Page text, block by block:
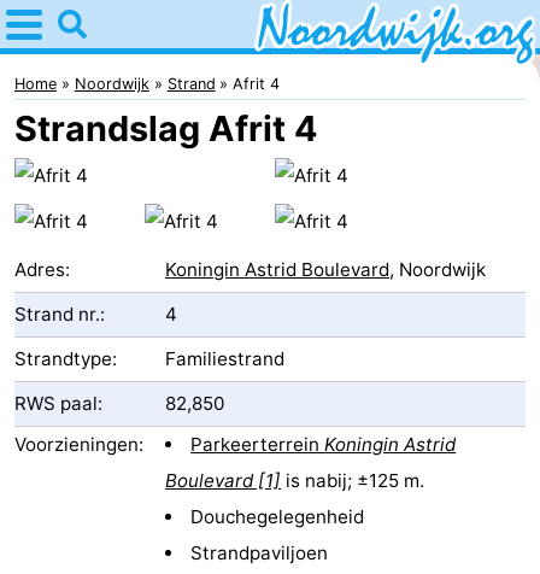
Home
Noordwijk
Tips
Voor
Appartementen
Bed
(&
breakfasts)
Campings
Home Noordwijk Strand Afrit 4
Strandslag Afrit 4
Adres: Koningin Astrid Boulevard, Noordwijk
Strand nr.:
4
Strandtype:
Familiestrand
RWS paal:
82,850
Voorzieningen:
ParkeerterreinKoningin Astrid
Boulevard [1] is nabij; ±125 m.
Douchegelegenheid
Strandpaviljoen